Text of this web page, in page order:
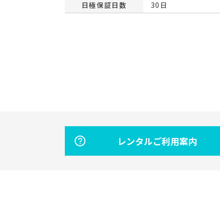
日極保証日数
30日
レンタルご利用案内